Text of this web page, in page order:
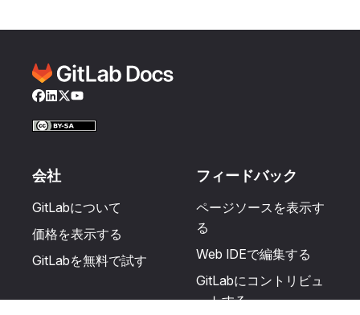
Facebook
LinkedIn
Twitter
YouTube
会社
GitLabについて
価格を表示する
GitLabを無料で試す
フィードバック
ページソースを表示す
る
Web IDEで編集する
GitLabにコントリビュ
ートする